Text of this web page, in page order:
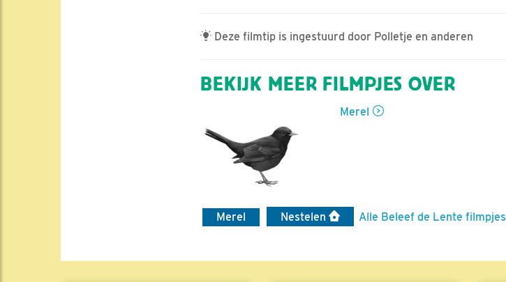
Deze filmtip is ingestuurd door Polletje en anderen
BEKIJK MEER FILMPJES OVER
Merel
Merel Nestelen Alle Beleef de Lente filmpjes